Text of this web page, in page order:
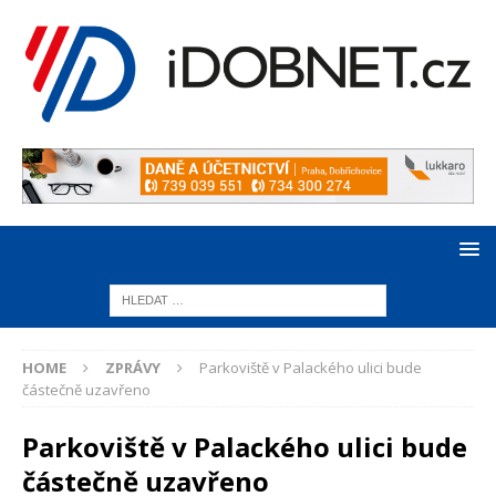
HOME ZPRÁVY
Parkoviště v Palackého ulici bude
částečně uzavřeno
Parkoviště v Palackého ulici bude
částečně uzavřeno